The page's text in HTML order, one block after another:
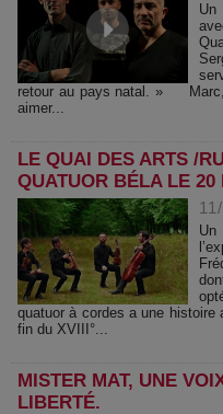
Un
retour au pays natal. » Marc,
aimer...
LE QUAI DES ARTS /
QUATUOR BÉLA LE 20
quatuor à cordes a une
fin du XVIII°...
MISTER MAT, UNE
LIBERTÉ.